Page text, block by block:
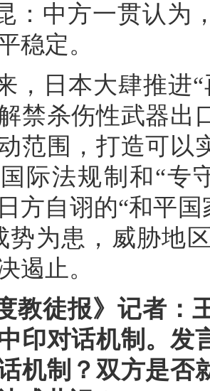
：中方一贯认为
稳定。
，日本大肆推进
禁杀伤性武器出
范围，打造可以
际法规制和“专
方自诩的“和平
势为患，威胁地
遏止。
教徒报》 记者：
印对话机制。发
机制？双方是否